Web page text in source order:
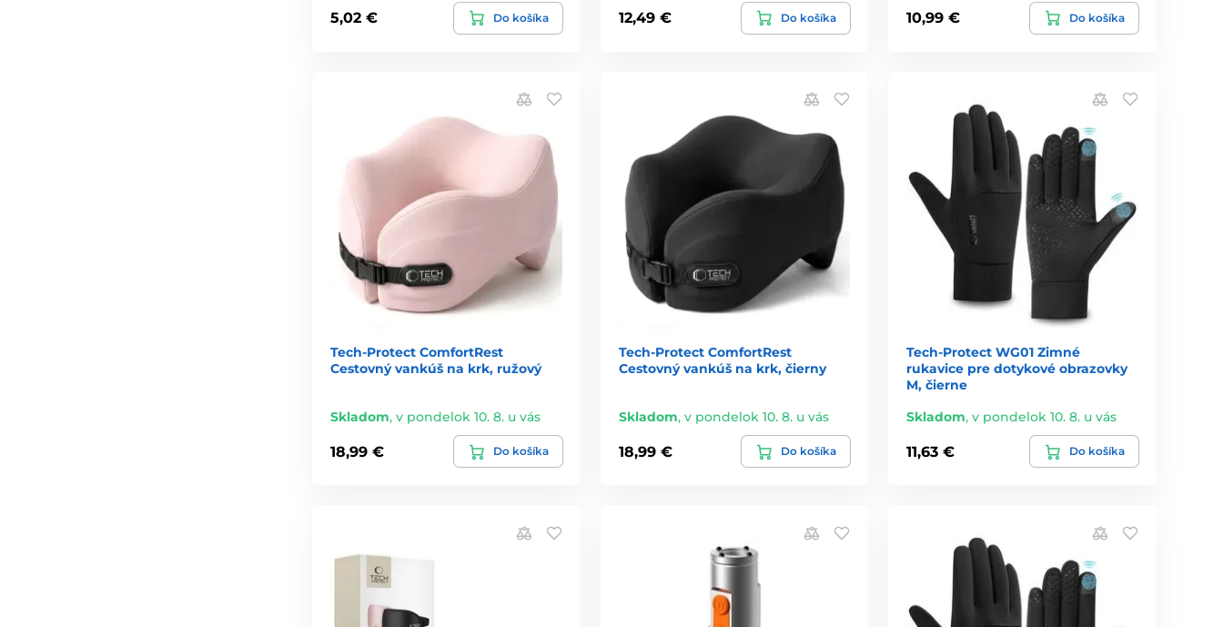
5,02 € Do košíka 12,49 € Do košíka 10,99 € Do košíka
Tech-Protect ComfortRest
Cestovný vankúš na krk, ružový
Skladom, v pondelok 10. 8. u vás
18,99 € Do košíka
Tech-Protect ComfortRest
Cestovný vankúš na krk, čierny
Skladom, v pondelok 10. 8. u vás
18,99 € Do košíka
Tech-Protect WG01 Zimné
rukavice pre dotykové obrazovky
M, čierne
Skladom,v pondelok 10. 8. u vás
11,63 € Do košíka